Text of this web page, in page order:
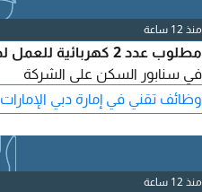
منذ 12 ساعة
في سنابور السكن على الشركة
وظائف تقني في إمارة دبي الإمارات
منذ 12 ساعة